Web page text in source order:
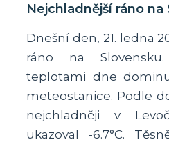
Nejchladnější ráno na
Dnešní den, 21. ledna
ráno na
teplotami dne
meteostanice. Podle
nejchladněji v
ukazoval -6.7°C.